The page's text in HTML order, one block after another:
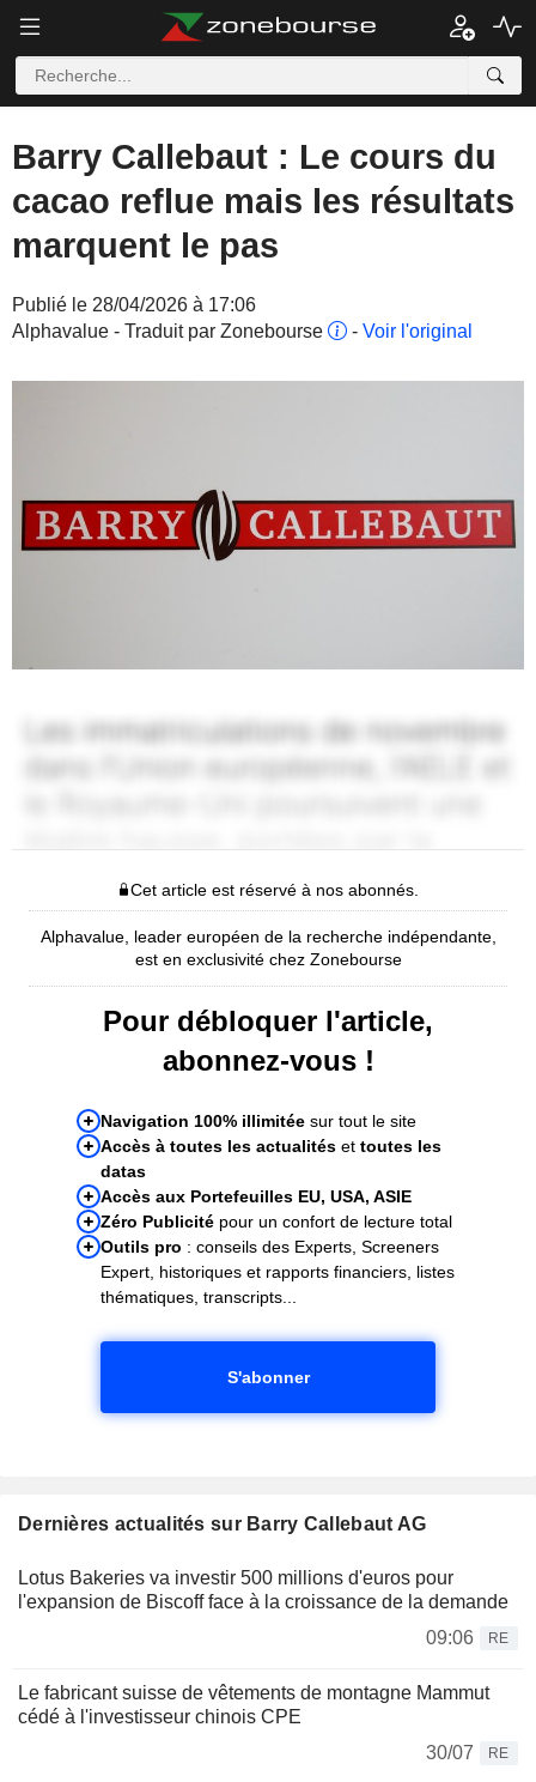
Barry Callebaut : Le cours du
cacao reflue mais les résultats
marquent le pas
Publié le 28/04/2026 à 17:06
Alphavalue - Traduit par Zonebourse
- Voir l'original
Cet article est réservé à nos abonnés.
Alphavalue, leader européen de la recherche indépendante,
est en exclusivité chez Zonebourse
Pour débloquer l'article,
abonnez-vous !
Navigation 100% illimitée sur tout le site
Accès à toutes les actualités et toutes les
datas
Accès aux Portefeuilles EU, USA, ASIE
Zéro Publicité pour un confort de lecture total
Outils pro : conseils des Experts, Screeners
Expert, historiques et rapports financiers, listes
thématiques, transcripts...
S'abonner
Dernières actualités sur Barry Callebaut AG
Lotus Bakeries va investir 500 millions d'euros pour
l'expansion de Biscoff face à la croissance de la demande
09:06
RE
Le fabricant suisse de vêtements de montagne Mammut
cédé à l'investisseur chinois CPE
30/07
RE